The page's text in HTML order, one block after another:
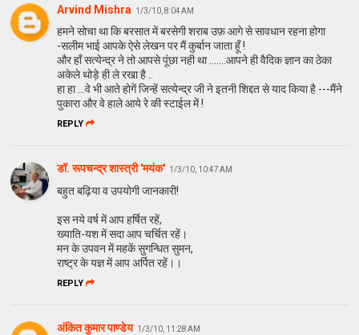
Arvind Mishra 1/3/10, 8:04 AM
हमने सोचा था कि बरसात में बरसेगी शराब उफ़ आगे से सावधान रहना होगा
-सलीम भाई आपके ऐसे लेखन पर मैं कुर्बान जाता हूँ !
और हाँ सत्येन्द्र ने तो आपसे पूंछा नही था .......आपने ही वैदिक ज्ञान का ठेका
अकेले थोड़े ही ले रखा है ..
हा हा ...वे भी आते होगें जिन्हें सत्येन्द्र जी ने इतनी शिद्दत से याद किया है ---मैंने
पुकारा और वे हाले आये रे की स्टाईल में !
REPLY
डॉ. रूपचन्द्र शास्त्री 'मयंक' 1/3/10, 10:47 AM
बहुत बढ़िया व उपयोगी जानकारी!
इस नये वर्ष में आप हर्षित रहें,
ख्याति-यश में सदा आप चर्चित रहें।
मन के उपवन में महकें सुगन्धित सुमन,
राष्ट्र के यज्ञ में आप अर्पित रहें।।
REPLY
अंकित कुमार पाण्डेय 1/3/10, 11:28 AM